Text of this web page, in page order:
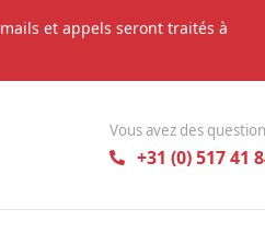
et appels seront traités à
Vous avez des
+31 (0) 517 41